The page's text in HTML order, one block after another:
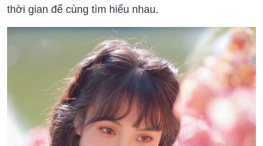
thời gian để cùng tìm hiểu nhau.